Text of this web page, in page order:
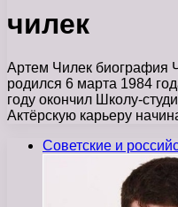
чилек
Артем Чилек биография
родился 6 марта 1984
году окончил Школу-
Актёрскую карьеру
Советские и